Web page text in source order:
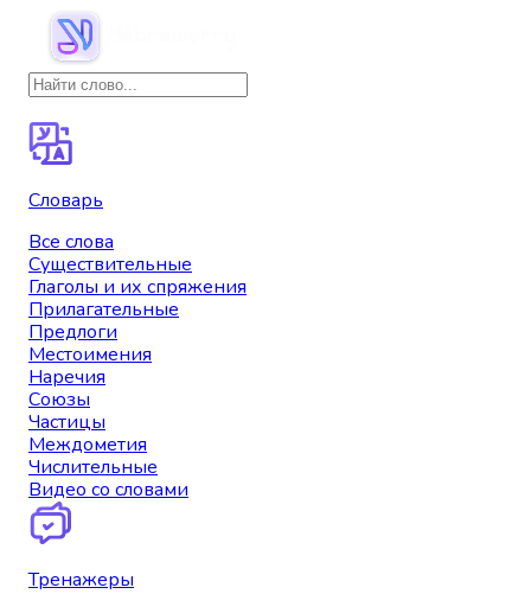
Словарь
Все слова
Существительные
Глаголы и их спряжения
Прилагательные
Предлоги
Местоимения
Наречия
Союзы
Частицы
Междометия
Числительные
Видео со словами
Тренажеры